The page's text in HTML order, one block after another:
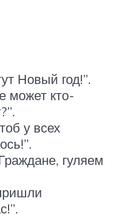
Новый год!”.
может кто-
у всех
гуляем